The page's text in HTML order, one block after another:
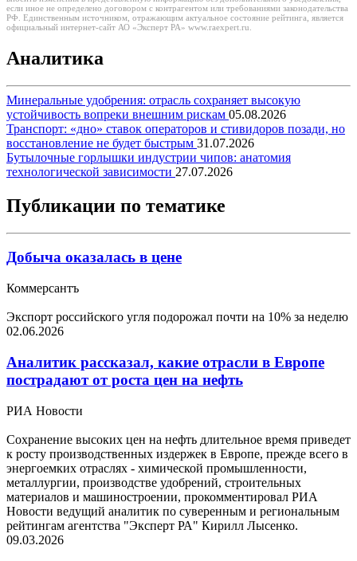
если иное не определено договором с контрагентом или требованиями законодательства
РФ. Единственным источником, отражающим актуальное состояние рейтинга, является
официальный интернет-сайт АО «Эксперт РА» www.raexpert.ru.
Аналитика
Минеральные удобрения: отрасль сохраняет высокую
устойчивость вопреки внешним рискам 05.08.2026
Транспорт: «дно» ставок операторов и стивидоров позади, но
восстановление не будет быстрым 31.07.2026
Бутылочные горлышки индустрии чипов: анатомия
технологической зависимости 27.07.2026
Публикации по тематике
Добыча оказалась в цене
Коммерсантъ
Экспорт российского угля подорожал почти на 10% за неделю
02.06.2026
Аналитик рассказал, какие отрасли в Европе
пострадают от роста цен на нефть
РИА Новости
Сохранение высоких цен на нефть длительное время приведет
к росту производственных издержек в Европе, прежде всего в
энергоемких отраслях - химической промышленности,
металлургии, производстве удобрений, строительных
материалов и машиностроении, прокомментировал РИА
Новости ведущий аналитик по суверенным и региональным
рейтингам агентства "Эксперт РА" Кирилл Лысенко.
09.03.2026